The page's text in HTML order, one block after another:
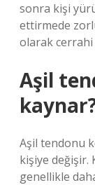
sonra kişi
ettirmede
olarak
Aşil
Aşil tendonu
kişiye değişir.
genellikle